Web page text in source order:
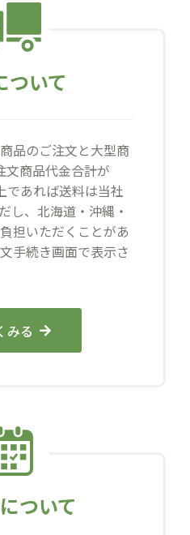
ついて
品のご注文と大型商
文商品代金合計が
であれば送料は当社
し、北海道・沖縄・
担いただくことがあ
手続き画面で表示さ
みる
ついて